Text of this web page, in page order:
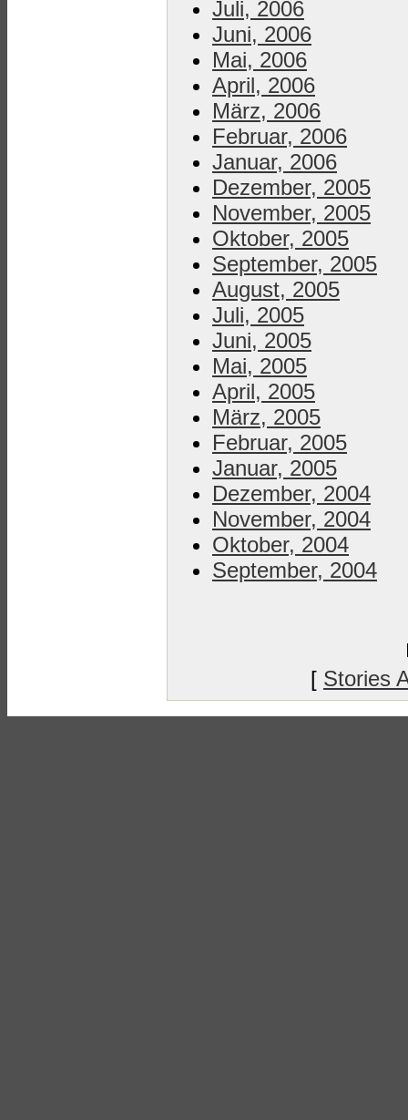
Juli, 2006
Juni, 2006
Mai, 2006
April, 2006
März, 2006
Februar, 2006
Januar, 2006
Dezember, 2005
November, 2005
Oktober, 2005
September, 2005
August, 2005
Juli, 2005
Juni, 2005
Mai, 2005
April, 2005
März, 2005
Februar, 2005
Januar, 2005
Dezember, 2004
November, 2004
Oktober, 2004
September, 2004
[ Stories